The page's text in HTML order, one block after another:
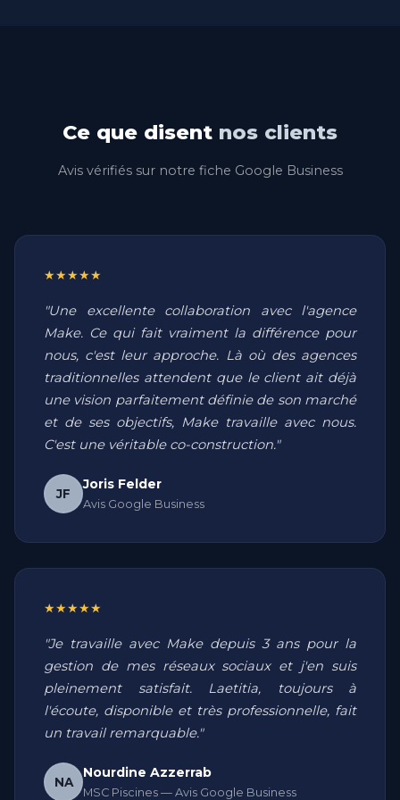
Ce que disent nos clients
Avis vérifiés sur notre fiche Google Business
★★★★★
"Une excellente collaboration avec l'agence
Make. Ce qui fait vraiment la différence pour
nous, c'est leur approche. Là où des agences
traditionnelles attendent que le client ait déjà
une vision parfaitement définie de son marché
et de ses objectifs, Make travaille avec nous.
C'est une véritable co-construction."
JF
Joris Felder
Avis Google Business
★★★★★
"Je travaille avec Make depuis 3 ans pour la
gestion de mes réseaux sociaux et j'en suis
pleinement satisfait. Laetitia, toujours à
l'écoute, disponible et très professionnelle, fait
un travail remarquable."
NA
Nourdine Azzerrab
MSC Piscines — Avis Google Business